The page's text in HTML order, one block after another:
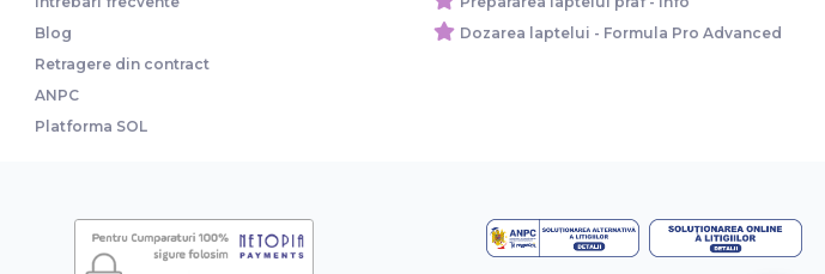
Blog
Retragere din contract
ANPC
Platforma SOL
Dozarea laptelui - Formula Pro Advanced